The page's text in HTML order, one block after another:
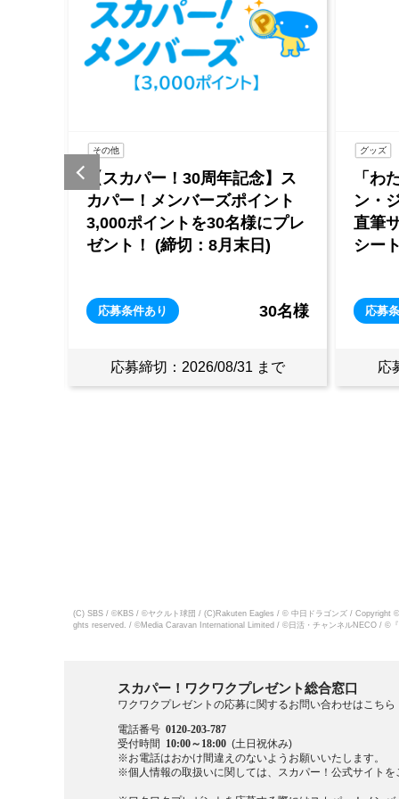
グッズ
「わたしの完璧な秘書」ハ
ン・ジミン、イ・ジュニョク
直筆サイン入り韓国版プレス
シート
応募条件あり 3名様
応募締切：2026/08/31 まで
イベント
《
×《
「ミ
チケ
応募
応
(C) SBS / ©KBS / ©ヤクルト球団 / (C)Rakuten Eagles / © 中日ドラゴンズ /
ghts reserved. / ©Media Caravan International Limited / ©日活・チャンネルNECO / ©
スカパー！ワクワクプレゼント総合窓口
ワクワクプレゼントの応募に関するお問い合わせはこちら
電話番号 0120-203-787
受付時間 10:00～18:00 (土日祝休み)
※お電話はおかけ間違えのないようお願いいたします。
※個人情報の取扱いに関しては、スカパー！公式サイトを